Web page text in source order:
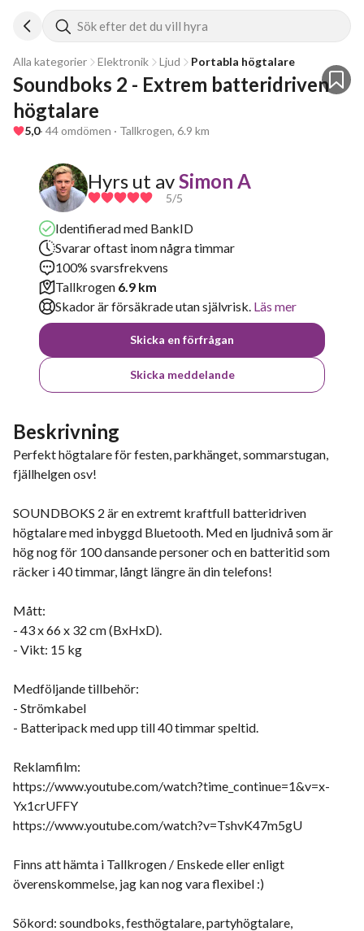
Sök efter det du vill hyra
Alla kategorier Elektronik Ljud Portabla högtalare
Soundboks 2 - Extrem batteridriven
högtalare
5,0· 44 omdömen · Tallkrogen, 6.9 km
Hyrs ut avSimon A
5/5
Identifierad med BankID
Svarar oftast inom några timmar
100% svarsfrekvens
Tallkrogen 6.9 km
Skador är försäkrade utan självrisk. Läs mer
Skicka en förfrågan
Skicka meddelande
Beskrivning
Perfekt högtalare för festen, parkhänget, sommarstugan,
fjällhelgen osv!
SOUNDBOKS 2 är en extremt kraftfull batteridriven
högtalare med inbyggd Bluetooth. Med en ljudnivå som är
hög nog för 100 dansande personer och en batteritid som
räcker i 40 timmar, långt längre än din telefons!
Mått:
- 43 x 66 x 32 cm (BxHxD).
- Vikt: 15 kg
Medföljande tillbehör:
- Strömkabel
- Batteripack med upp till 40 timmar speltid.
Reklamfilm:
https://www.youtube.com/watch?time_continue=1&v=x-
Yx1crUFFY
https://www.youtube.com/watch?v=TshvK47m5gU
Finns att hämta i Tallkrogen / Enskede eller enligt
överenskommelse, jag kan nog vara flexibel :)
Sökord: soundboks, festhögtalare, partyhögtalare,